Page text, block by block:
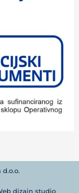
d.o.o.
dizajn studio